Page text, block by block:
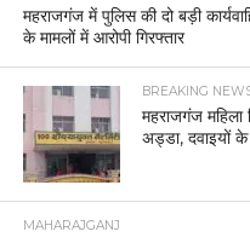
महराजगंज में पुलिस की दो बड़ी
के मामलों में आरोपी गिरफ्तार
BREAKING
महराजगंज
अड्डा, दवाइयों
MAHARAJGANJ